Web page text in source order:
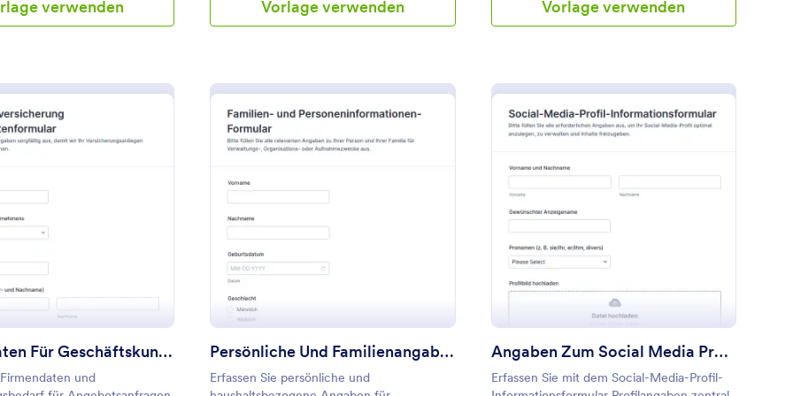
verwenden Vorlage verwenden Vorlage verwenden
: Kundendaten Für Geschäftskunden Versicherung Form
Kundendaten Für Geschäftskunden Versicherung Form
und
: Persönliche Und Familienangaben
Persönliche Und Familienangaben
Erfassen Sie persönliche und
Vorschau
Angaben Zum Social Media Profil Survey
Erfassen Sie mit dem Social-Media-Profil-